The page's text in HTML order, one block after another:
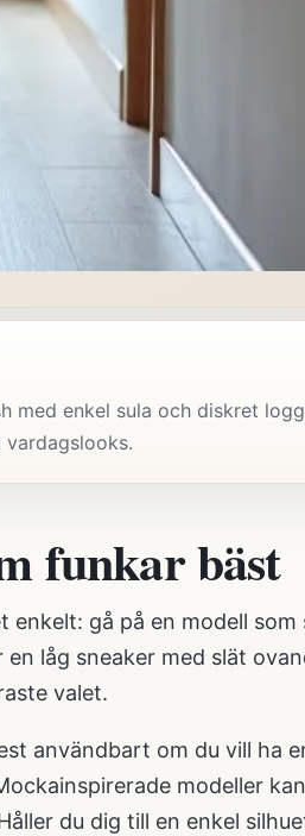
med enkel sula och diskret
funkar bäst
gå på en modell som
låg sneaker med slät
valet.
användbart om du vill ha
modeller
du dig till en enkel